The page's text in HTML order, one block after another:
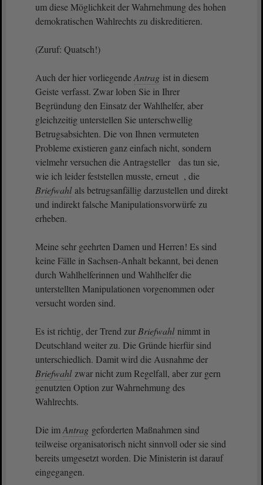
um diese Möglichkeit der Wahrnehmung des hohen
demokratischen Wahlrechts zu diskreditieren.
(Zuruf: Quatsch!)
Auch der hier vorliegendeAntrag ist in diesem
Geiste verfasst. Zwar loben Sie in Ihrer
Begründung den Einsatz der Wahlhelfer, aber
gleichzeitig unterstellen Sie unterschwellig
Betrugsabsichten. Die von Ihnen vermuteten
Probleme existieren ganz einfach nicht, sondern
vielmehr versuchen die Antragsteller das tun sie,
wie ich leider feststellen musste, erneut , die
Briefwahl als betrugsanfällig darzustellen und direkt
und indirekt falsche Manipulationsvorwürfe zu
erheben.
Meine sehr geehrten Damen und Herren! Es sind
keine Fälle in Sachsen-Anhalt bekannt, bei denen
durch Wahlhelferinnen und Wahlhelfer die
unterstellten Manipulationen vorgenommen oder
versucht worden sind.
Es ist richtig, der Trend zur Briefwahl nimmt in
Deutschland weiter zu. Die Gründe hierfür sind
unterschiedlich. Damit wird die Ausnahme der
Briefwahl zwar nicht zum Regelfall, aber zur gern
genutzten Option zur Wahrnehmung des
Wahlrechts.
Die imAntrag geforderten Maßnahmen sind
teilweise organisatorisch nicht sinnvoll oder sie sind
bereits umgesetzt worden. Die Ministerin ist darauf
eingegangen.